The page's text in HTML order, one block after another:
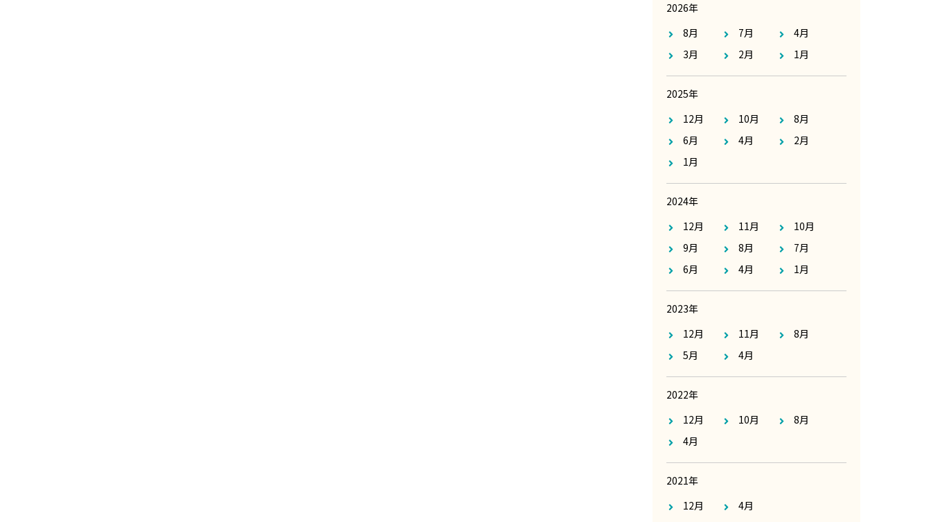
2026年
8月
7月
4月
3月
2月 1月
2025年
12月
10月
8月
6月
4月
2月
1月
2024年
12月
11月
10月
9月
8月
7月
6月
4月 1月
2023年
12月
11月
8月
5月
4月
2022年
12月
10月
8月
4月
2021年
12月
4月